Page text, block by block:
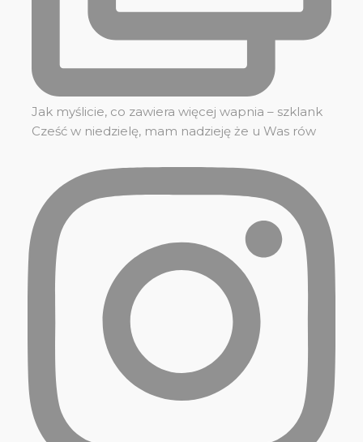
Jak myślicie, co zawiera więcej wapnia – szklank
Cześć w niedzielę, mam nadzieję że u Was rów